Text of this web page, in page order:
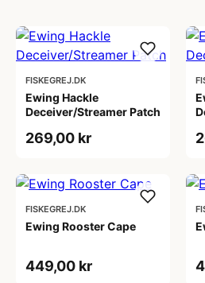
FISKEGREJ.DK
Ewing Hackle
Deceiver/Streamer Patch
269,00 kr
FISKEGREJ.DK
Ewing Rooster Cape
449,00 kr